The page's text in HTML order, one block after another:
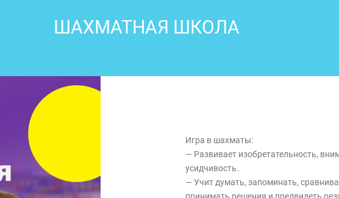
ШАХМАТНАЯ ШКОЛА
Игра в шахматы:
— Развивает изобретательность,
усидчивость.
— Учит думать, запоминать,